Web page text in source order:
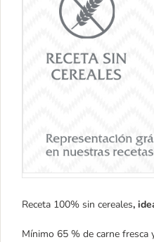
Receta 100% sin cereales,
Mínimo 65 % de carne fresca